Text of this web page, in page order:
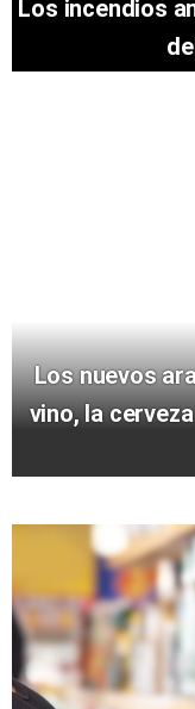
Los incendios
Los nuevos
vino, la